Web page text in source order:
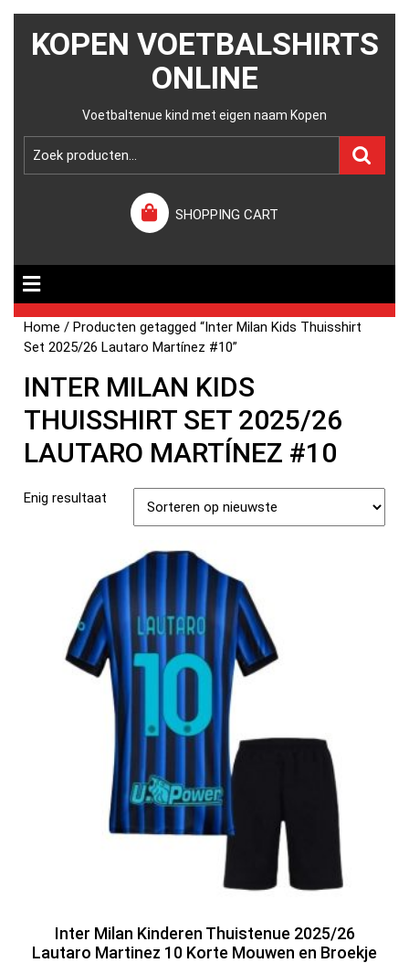
KOPEN VOETBALSHIRTS
ONLINE
Voetbaltenue kind met eigen naam Kopen
SHOPPING CART
Home / Producten getagged “Inter Milan Kids Thuisshirt
Set 2025/26 Lautaro Martínez #10”
INTER MILAN KIDS
THUISSHIRT SET 2025/26
LAUTARO MARTÍNEZ #10
Enig resultaat
Inter Milan Kinderen Thuistenue 2025/26
Lautaro Martinez 10 Korte Mouwen en Broekje